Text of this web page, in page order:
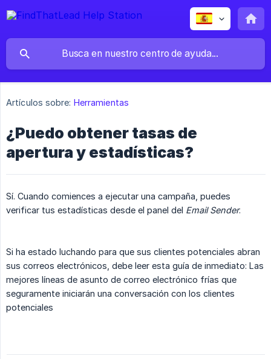
Artículos sobre: Herramientas
¿Puedo obtener tasas de
apertura y estadísticas?
Sí. Cuando comiences a ejecutar una campaña, puedes
verificar tus estadísticas desde el panel del Email Sender.
Si ha estado luchando para que sus clientes potenciales abran
sus correos electrónicos, debe leer esta guía de inmediato: Las
mejores líneas de asunto de correo electrónico frías que
seguramente iniciarán una conversación con los clientes
potenciales